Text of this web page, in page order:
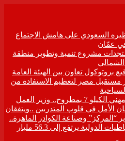
السعودي على هامش الاجتماع
عمّان
مشروع تنمية وتطوير منطقة
بروتوكول تعاون بين الهيئة العامة
مستقبل مصر لتعظيم الاستفادة من
من قلب مركز تدريب مهني الكيلو 7 بمطروح.. وزير العمل
الأمل في قلوب المتدربين ..ويتفقان
وصناعة الكوادر الماهرة..
المركزي: صافي الاحتياطيات الدولية يرتفع إلى 56.3 مليار